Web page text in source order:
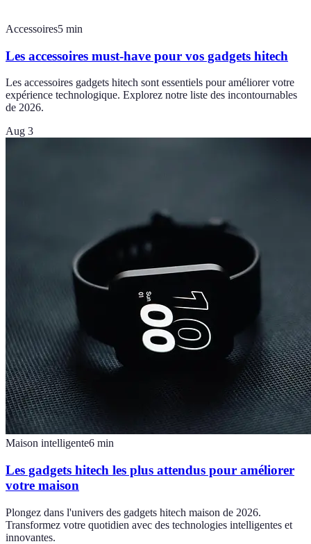
Accessoires5 min
Les accessoires must-have pour vos gadgets hitech
Les accessoires gadgets hitech sont essentiels pour améliorer votre
expérience technologique. Explorez notre liste des incontournables
de 2026.
Aug 3
Maison intelligente6 min
Les gadgets hitech les plus attendus pour améliorer
votre maison
Plongez dans l'univers des gadgets hitech maison de 2026.
Transformez votre quotidien avec des technologies intelligentes et
innovantes.